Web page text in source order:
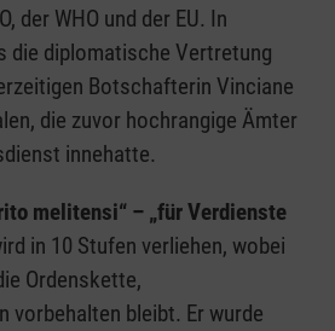
der WHO und der EU. In
die diplomatische Vertretung
Botschafterin Vinciane
die zuvor hochrangige Ämter
innehatte.
melitensi“ – „für Verdienste
in 10 Stufen verliehen, wobei
Ordenskette,
vorbehalten bleibt. Er wurde